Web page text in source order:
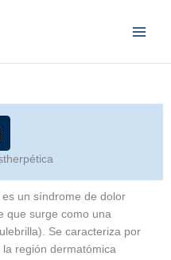
un síndrome de dolor
que surge como una
Se caracteriza por
región dermatómica